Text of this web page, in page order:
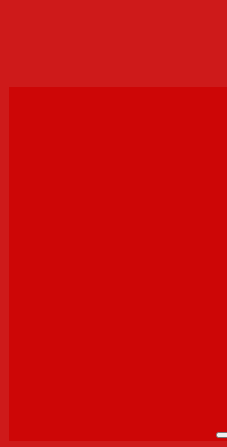
بحث